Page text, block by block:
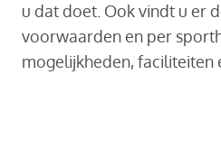
u dat doet. Ook vindt u er
voorwaarden en per
mogelijkheden, faciliteiten